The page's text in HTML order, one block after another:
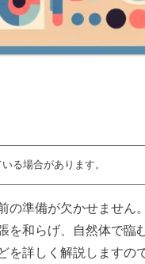
る場合があります。
準備が欠かせません
を和らげ、自然体で臨
詳しく解説しますの